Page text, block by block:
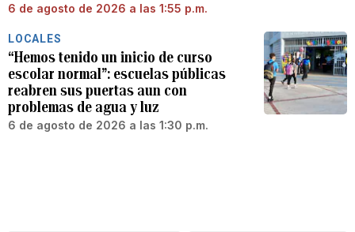
6 de agosto de 2026 a las 1:55 p.m.
LOCALES
“Hemos tenido un inicio de curso
escolar normal”: escuelas públicas
reabren sus puertas aun con
problemas de agua y luz
6 de agosto de 2026 a las 1:30 p.m.